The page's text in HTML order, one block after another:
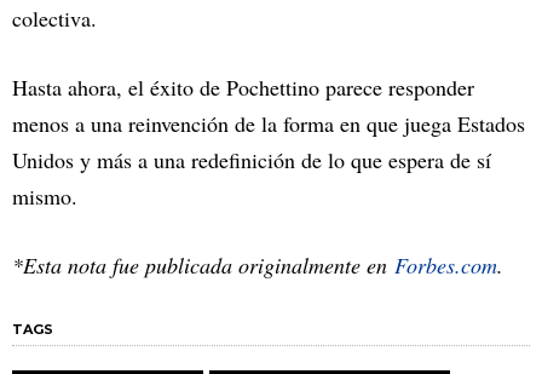
colectiva.
Hasta ahora, el éxito de Pochettino parece responder
menos a una reinvención de la forma en que juega Estados
Unidos y más a una redefinición de lo que espera de sí
mismo.
*Esta nota fue publicada originalmente en Forbes.com.
TAGS